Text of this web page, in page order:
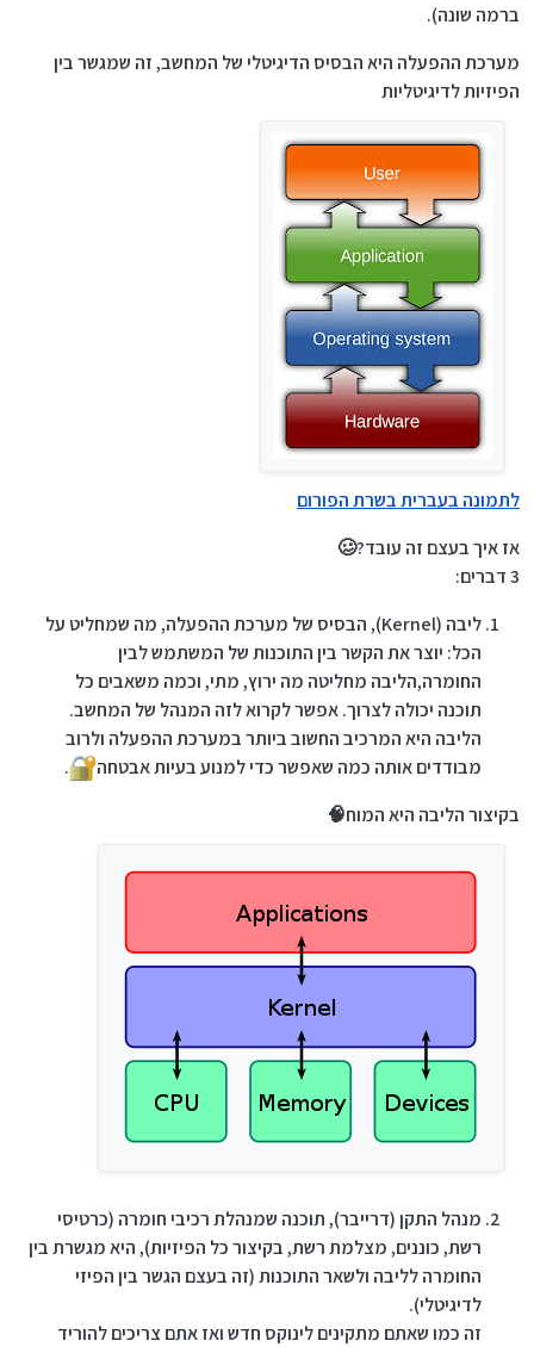
ברמה שונה).
מערכת ההפעלה היא הבסיס הדיגיטלי של המחשב, זה שמגשר בין
הפיזיות לדיגיטליות
לתמונה בעברית בשרת הפורום
אז איך בעצם זה עובד?🥴
3 דברים:
ליבה (Kernel), הבסיס של מערכת ההפעלה, מה שמחליט על
הכל: יוצר את הקשר בין התוכנות של המשתמש לבין
החומרה,הליבה מחליטה מה ירוץ, מתי, וכמה משאבים כל
תוכנה יכולה לצרוך. אפשר לקרוא לזה המנהל של המחשב.
הליבה היא המרכיב החשוב ביותר במערכת ההפעלה ולרוב
מבודדים אותה כמה שאפשר כדי למנוע בעיות אבטחה
.
בקיצור הליבה היא המוח🧠
מנהל התקן (דרייבר), תוכנה שמנהלת רכיבי חומרה (כרטיסי
רשת, כוננים, מצלמת רשת, בקיצור כל הפיזיות), היא מגשרת בין
החומרה לליבה ולשאר התוכנות (זה בעצם הגשר בין הפיזי
לדיגיטלי).
זה כמו שאתם מתקינים לינוקס חדש ואז אתם צריכים להוריד